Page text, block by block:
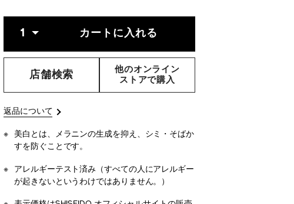
ADD
TO
CART
OPTIONS
PRODUCT
ACTIONS
1 カートに入れる
店舗検索
他のオンライン
ストアで購入
返品について
美白とは、メラニンの生成を抑え、シミ・そばか
すを防ぐことです。
アレルギーテスト済み（すべての人にアレルギー
が起きないというわけではありません。）